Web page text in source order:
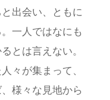
出会い、ともに
一人ではなにも
とは言えない。
々が集まって、
様々な見地から